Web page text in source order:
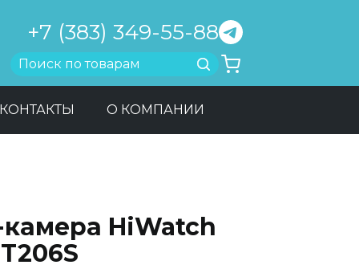
+7 (383) 349-55-88
Найти
КОНТАКТЫ О КОМПАНИИ
камера HiWatch